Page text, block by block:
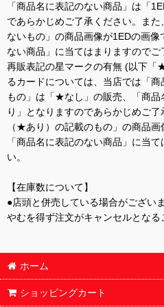
「商品名に表記のない商品」は「
であらかじめご了承ください。ま
ないもの」の商品画像が1EDの画
ない商品」に当てはまりますのでご
再販表記の星マークの有無 (以下
るカードについては、当店では「
もの」は「★なし」の販売、「商
り」となりますのであらかじめご
（★あり）の記載のもの」の商品
「商品名に表記のない商品」に当
い。
【在庫数について】
●店頭と併売している場合がござい
やむを得ず注文がキャンセルとなる
ホーム
ショッピングカート